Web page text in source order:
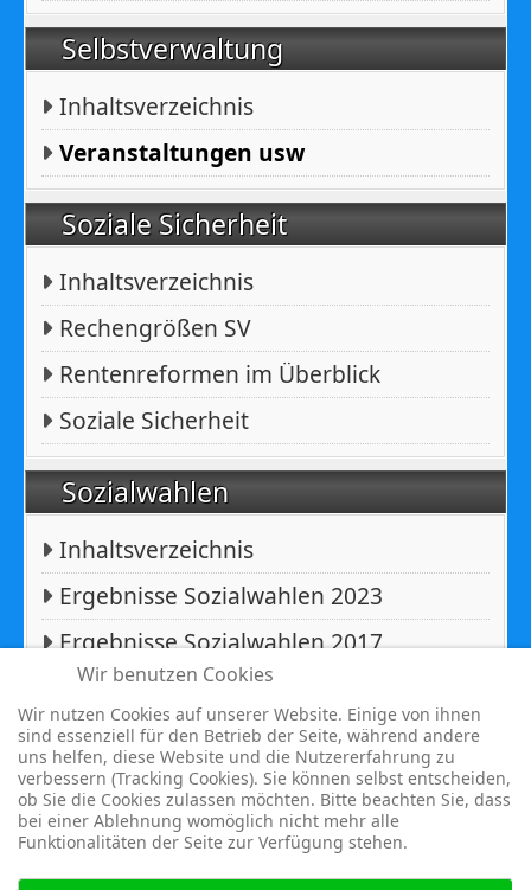
Copyright © 2026 BfA DRV - Gemeinschaft - Für eine starke
Sozialversicherung -. Alle Rechte vorbehalten.
Joomla!ist freie, unter derGNU/GPL-Lizenzveröffentlichte
Software.
Selbstverwaltung
Inhaltsverzeichnis
Veranstaltungen usw
Soziale Sicherheit
Inhaltsverzeichnis
Rechengrößen SV
Rentenreformen im Überblick
Soziale Sicherheit
Sozialwahlen
Inhaltsverzeichnis
Ergebnisse Sozialwahlen 2023
Ergebnisse Sozialwahlen 2017
Ergebnisse Sozialwahlen 2011
Wir benutzen Cookies
Wir nutzen Cookies auf unserer Website. Einige von ihnen
sind essenziell für den Betrieb der Seite, während andere
uns helfen, diese Website und die Nutzererfahrung zu
verbessern (Tracking Cookies). Sie können selbst entscheiden,
ob Sie die Cookies zulassen möchten. Bitte beachten Sie, dass
bei einer Ablehnung womöglich nicht mehr alle
Funktionalitäten der Seite zur Verfügung stehen.